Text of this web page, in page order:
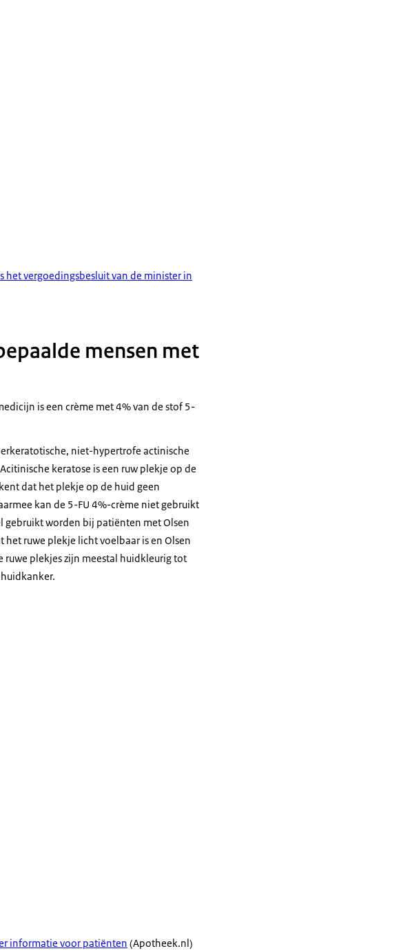
het vergoedingsbesluit van de minister in
mensen met
is een crème met 4% van de stof 5-
niet-hypertrofe actinische
keratose is een ruw plekje op de
dat het plekje op de huid geen
kan de 5-FU 4%-crème niet gebruikt
gebruikt worden bij patiënten met Olsen
het ruwe plekje licht voelbaar is en Olsen
plekjes zijn meestal huidkleurig tot
informatie voor patiënten (Apotheek.nl)